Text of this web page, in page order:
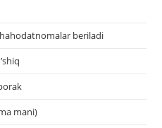
beriladi
mani)